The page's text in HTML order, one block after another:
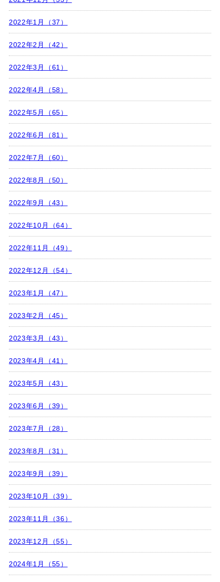
2022年1月（37）
2022年2月（42）
2022年3月（61）
2022年4月（58）
2022年5月（65）
2022年6月（81）
2022年7月（60）
2022年8月（50）
2022年9月（43）
2022年10月（64）
2022年11月（49）
2022年12月（54）
2023年1月（47）
2023年2月（45）
2023年3月（43）
2023年4月（41）
2023年5月（43）
2023年6月（39）
2023年7月（28）
2023年8月（31）
2023年9月（39）
2023年10月（39）
2023年11月（36）
2023年12月（55）
2024年1月（55）